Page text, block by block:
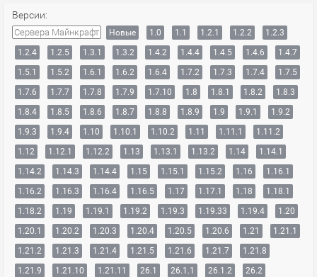
Версии:
Сервера Майнкрафт Новые 1.0 1.1 1.2.1 1.2.2
1.2.3
1.2.4
1.2.5 1.3.1 1.3.2 1.4.2 1.4.4 1.4.5 1.4.6
1.4.7
1.5.1
1.5.2 1.6.1 1.6.2 1.6.4 1.7.2 1.7.3 1.7.4
1.7.5
1.7.6
1.7.7 1.7.8 1.7.9 1.7.10 1.8 1.8.1 1.8.2
1.8.3
1.8.4
1.8.5 1.8.6 1.8.7 1.8.8 1.8.9 1.9 1.9.1
1.9.2
1.9.3
1.9.4 1.10 1.10.1 1.10.2 1.11 1.11.1
1.11.2
1.12
1.12.1 1.12.2 1.13 1.13.1 1.13.2 1.14
1.14.1
1.14.2
1.14.3 1.14.4 1.15 1.15.1 1.15.2 1.16
1.16.1
1.16.2
1.16.3 1.16.4 1.16.5 1.17 1.17.1 1.18
1.18.1
1.18.2
1.19 1.19.1 1.19.2 1.19.3 1.19.33 1.19.4
1.20
1.20.1
1.20.2 1.20.3 1.20.4 1.20.5 1.20.6 1.21
1.21.1
1.21.2
1.21.3 1.21.4 1.21.5 1.21.6 1.21.7
1.21.8
1.21.9
1.21.10 1.21.11 26.1 26.1.1 26.1.2 26.2